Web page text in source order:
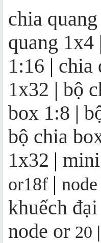
to Optic Fiber Single-Mode, 20KM
Bộ thu quang FTTH OR20 | mini
node OR20
Khuếch đại quang EDFA 4/8/16/32
cổng
Bộ thu quang FTTH OR16 | mini
node OR16
chia
quang 1x4 |
1:16 | chia
1x32 | bộ
box 1:8 |
bộ chia
1x32 |
or18f |
khuếch
node or 20 |